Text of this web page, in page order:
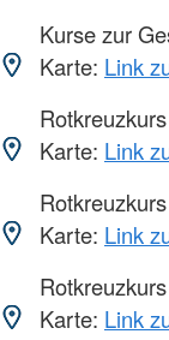
Kurse zur
Karte: Link
Karte: Link
Karte: Link
Karte: Link